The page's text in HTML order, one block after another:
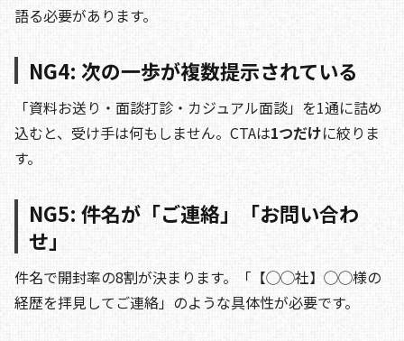
語る必要があります。
NG4: 次の一歩が複数提示されている
「資料お送り・面談打診・カジュアル面談」を1通に詰め
込むと、受け手は何もしません。CTAは1つだけに絞りま
す。
NG5: 件名が「ご連絡」「お問い合わ
せ」
件名で開封率の8割が決まります。「【◯◯社】◯◯様の
経歴を拝見してご連絡」のような具体性が必要です。